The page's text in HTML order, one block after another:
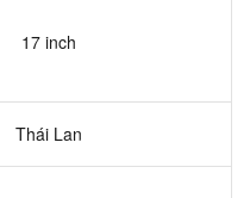
17 inch
Thái Lan